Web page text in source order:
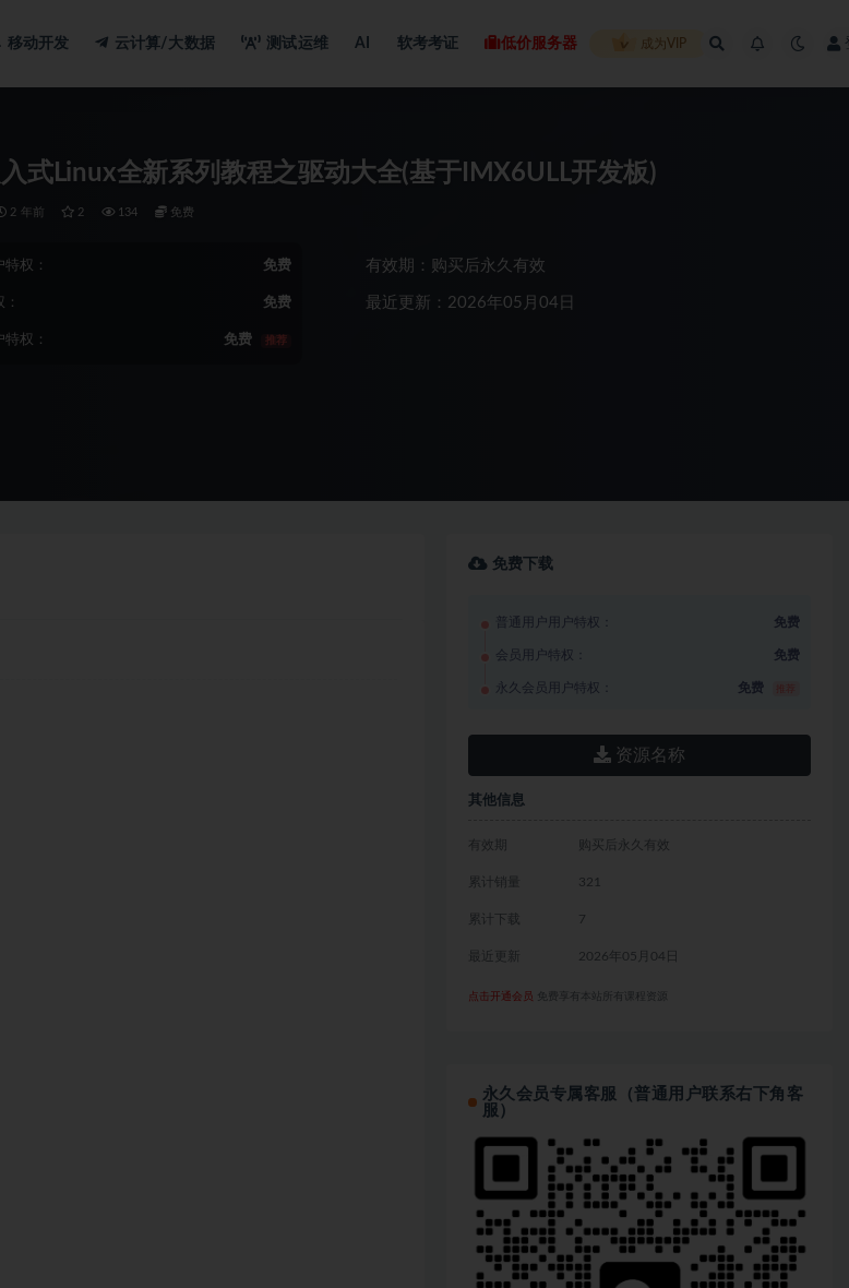
移动开发 云计算/大数据 测试运维 AI 软考考证 低价服务器 成为VIP
式Linux全新系列教程之驱动大全(基于IMX6ULL开发板)
2 年前 2 134 免费
权： 免费
免费
权： 免费 推荐
有效期：购买后永久有效
最近更新：2026年05月04日
免费下载
普通用户用户特权： 免费
会员用户特权： 免费
永久会员用户特权： 免费
资源名称
其他信息
有效期 购买后永久有效
累计销量 321
累计下载 7
最近更新 2026年05月04日
点击开通会员 免费享有本站所有课程资源
永久会员专属客服（普通用户联系右下角客
服）